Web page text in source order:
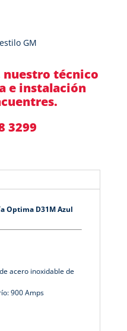
GM
nuestro técnico
e instalación
3299
Optima D31M Azul
acero inoxidable de
900 Amps